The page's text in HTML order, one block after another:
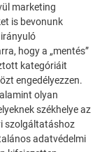
milyen
Fedezzen fel
és
marketing
is bevonunk
irányuló
hogy a „mentés”
kategóriáit
engedélyezzen.
olyan
székhelye az
szolgáltatáshoz
adatvédelmi